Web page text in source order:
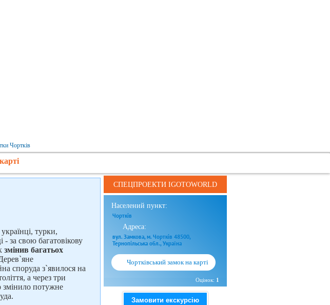
Чортків
турки,
- за свою багатовікову
змінив багатьох
споруда з`явилося на
а через три
змінило потужне
СПЕЦПРОЕКТИ IGOTOWORLD
Населений пункт:
Чортків
Адреса:
вул. Замкова, м. Чортків 48500,
Тернопільська обл., Україна
Чортківський замок на карті
Оцінок: 1
Замовити екскурсію